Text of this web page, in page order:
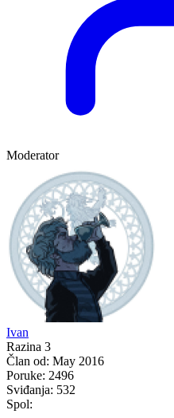
Moderator
Ivan
Razina 3
Član od: May 2016
Poruke: 2496
Sviđanja: 532
Spol: